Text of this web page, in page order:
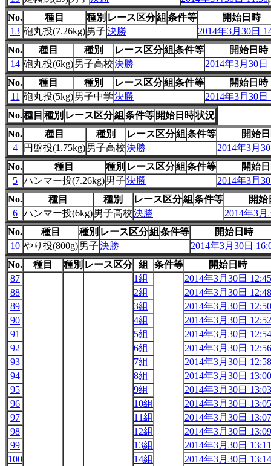
No.
種目 種別 レース区分組 条件等
開始日時
13 砲丸投(7.26kg)男子決勝
2014年3月30日
No.
種目 種別 レース区分組 条件等
開始日時
14 砲丸投(6kg)男子高校決勝
2014年3月30日
No.
種目 種別 レース区分組 条件等
開始日時
11 砲丸投(5kg)男子中学決勝
2014年3月30日
No.種目 種別 レース区分組 条件等 開始日時状況
No.
種目 種別 レース区分組 条件等
開始
4
円盤投(1.75kg)男子高校決勝
2014年3月
No.
種目 種別 レース区分組 条件等
開始
5 ハンマー投(7.26kg)男子決勝
2014年3月
No.
種目 種別 レース区分組 条件等
開始
6 ハンマー投(6kg)男子高校決勝
2014年3月
No.
種目 種別 レース区分組 条件等
開始日時
10 やり投(800g)男子決勝
2014年3月30日
No.
種目 種別 レース区分 組 条件等
開始日時
87
1組
2014年3月30日 12:45
88
2組
2014年3月30日 12:48
89
3組
2014年3月30日 12:50
90
4組
2014年3月30日 12:52
91
5組
2014年3月30日 12:54
92
6組
2014年3月30日 12:56
93
7組
2014年3月30日 12:58
94
8組
2014年3月30日 13:00
95
9組
2014年3月30日 13:03
96
10組
2014年3月30日 13:05
97
11組
2014年3月30日 13:07
98
12組
2014年3月30日 13:09
99
13組
2014年3月30日 13:11
100
14組
2014年3月30日 13:14